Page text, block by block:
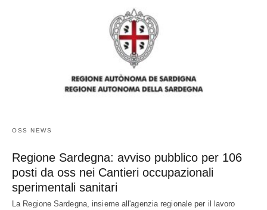
OSS NEWS
Regione Sardegna: avviso pubblico per 106
posti da oss nei Cantieri occupazionali
sperimentali sanitari
La Regione Sardegna, insieme all'agenzia regionale per il lavoro